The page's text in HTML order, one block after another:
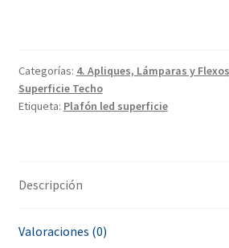
Categorías: 4. Apliques, Lámparas y Flexos
Superficie Techo
Etiqueta: Plafón led superficie
Descripción
Valoraciones (0)